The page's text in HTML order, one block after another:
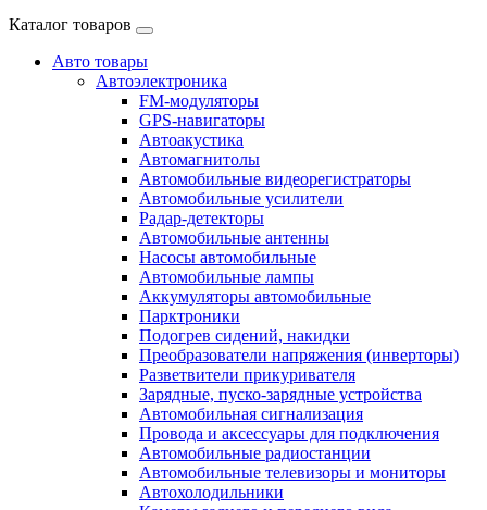
Каталог товаров
Авто товары
Автоэлектроника
FM-модуляторы
GPS-навигаторы
Автоакустика
Автомагнитолы
Автомобильные видеорегистраторы
Автомобильные усилители
Радар-детекторы
Автомобильные антенны
Насосы автомобильные
Автомобильные лампы
Аккумуляторы автомобильные
Парктроники
Подогрев сидений, накидки
Преобразователи напряжения (инверторы)
Разветвители прикуривателя
Зарядные, пуско-зарядные устройства
Автомобильная сигнализация
Провода и аксессуары для подключения
Автомобильные радиостанции
Автомобильные телевизоры и мониторы
Автохолодильники